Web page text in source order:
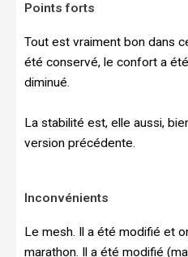
Points forts
Tout est vraiment bon dans
été conservé, le confort a
diminué.
La stabilité est, elle aussi,
version précédente.
Inconvénients
Le mesh. Il a été modifié et
marathon. Il a été modifié